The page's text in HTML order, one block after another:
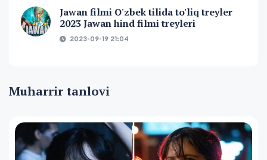
Jawan filmi O'zbek tilida to'liq treyler
2023 Jawan hind filmi treyleri
2023-09-19 21:04
Muharrir tanlovi